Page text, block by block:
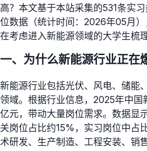
高？本文基于本站采集的531条实
位数据（统计时间：2026年05月
在考虑进入新能源领域的大学生梳
一、为什么新能源行业正在
新能源行业包括光伏、风电、储能
领域。根据行业信息，2025年中国
亿元，带动大量岗位需求。数据显
关岗位占比约15%，实习岗位中占
术研发、生产制造、工程安装、销